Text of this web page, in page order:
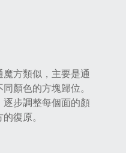
方類似，主要是通
顏色的方塊歸位。
步調整每個面的顏
復原‌。